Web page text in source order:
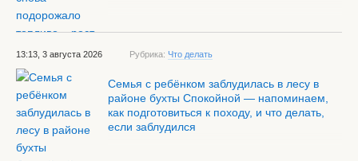
13:13, 3 августа 2026 Рубрика: Что делать
Семья с ребёнком заблудилась в лесу в
районе бухты Спокойной — напоминаем,
как подготовиться к походу, и что делать,
если заблудился